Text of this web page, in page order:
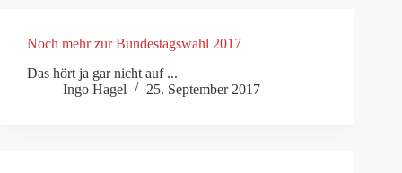
Noch mehr zur Bundestagswahl 2017
Das hört ja gar nicht auf ...
Ingo Hagel
25. September 2017